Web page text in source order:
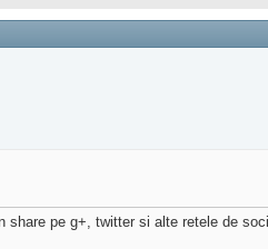
pe g+, twitter si alte retele de